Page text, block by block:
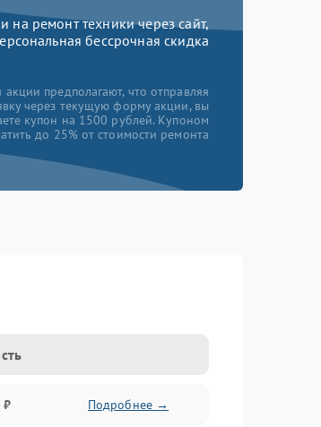
ремонт техники через сайт,
бессрочная скидка
акции предполагают, что отправляя
через текущую форму акции, вы
купон на 1500 рублей. Купоном
до 25% от стоимости ремонта
₽ Подробнее →